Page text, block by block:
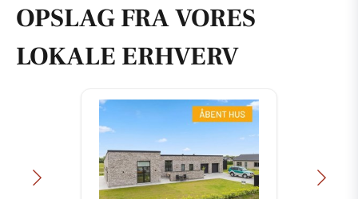
OPSLAG FRA VORES
LOKALE ERHVERV